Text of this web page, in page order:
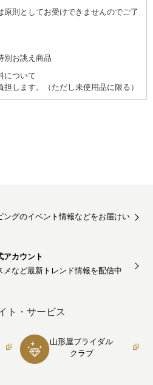
原則としてお受けできませんのでご了
別お誂え商品
について
します。（ただし未使用品に限る）
ングのイベント情報などをお届けい
アカウント
メなど最新トレンド情報を配信中
ト・サービス
山形屋ブライダル
クラブ